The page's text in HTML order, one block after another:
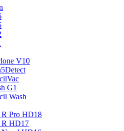
V10
G1
Wash
R Pro HD18
R HD17